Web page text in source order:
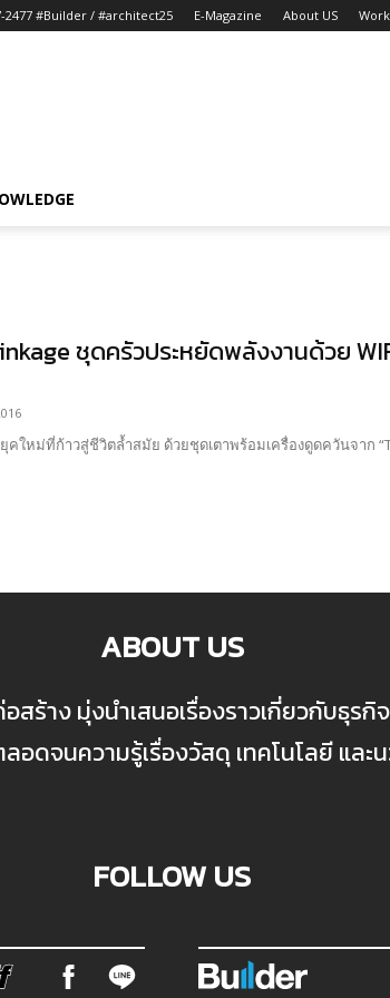
2477 #Builder / #architect25 E-Magazine About US
ชุดครัวประหยัดพลังงานด้วย
ใหม่ที่ก้าวสู่ชีวิตล้ำสมัย ด้วยชุดเตาพร้อมเครื่องดูดควันจาก
ABOUT US
อสร้าง มุ่งนำเสนอเรื่องราวเกี่ยวกับธุ
ดจนความรู้เรื่องวัสดุ เทคโนโลยี และ
FOLLOW US